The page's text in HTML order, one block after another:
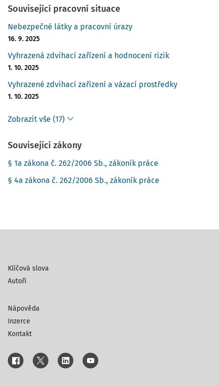
Související pracovní situace
Nebezpečné látky a pracovní úrazy
16. 9. 2025
Vyhrazená zdvihací zařízení a hodnocení rizik
1. 10. 2025
Vyhrazené zdvihací zařízení a vázací prostředky
1. 10. 2025
Zobrazit vše (17)
Související zákony
§ 1a zákona č. 262/2006 Sb., zákoník práce
§ 4a zákona č. 262/2006 Sb., zákoník práce
Klíčová slova
Autoři
Nápověda
Inzerce
Kontakt